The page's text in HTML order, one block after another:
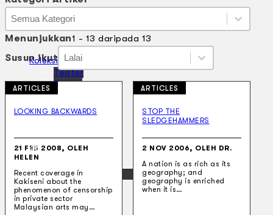
Koleksi Kami
Teater
Tarian
Artikel
Sejarah Lisan
Hubungi Kami
BM
EN
Kategori Artikel
Kategori Artikel
Kategori Artikel
Menunjukkan1 - 13 daripada 13
Susun ikut Susun ikut
Susun ikut
Susun ikut
ARTICLES
LOOKING BACKWARDS
21 FEB 2008, OLEH
HELEN
Recent coverage in
Kakiseni about the
phenomenon of censorship
in private sector
Malaysian arts may…
ARTICLES
STOP THE
SLEDGEHAMMERS
2 NOV 2006, OLEH DR.
A nation is as rich as its
geography; and
geography is enriched
when it is…